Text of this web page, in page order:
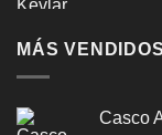
MÁS VENDIDOS
Casco